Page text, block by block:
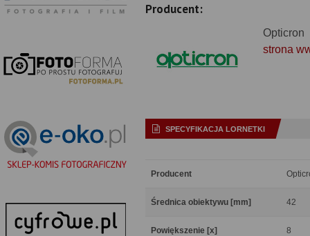
Producent:
Opticron
strona
SPECYFIKACJA LORNETKI
Producent
Średnica obiektywu [mm] 42
Powiększenie [x] 8